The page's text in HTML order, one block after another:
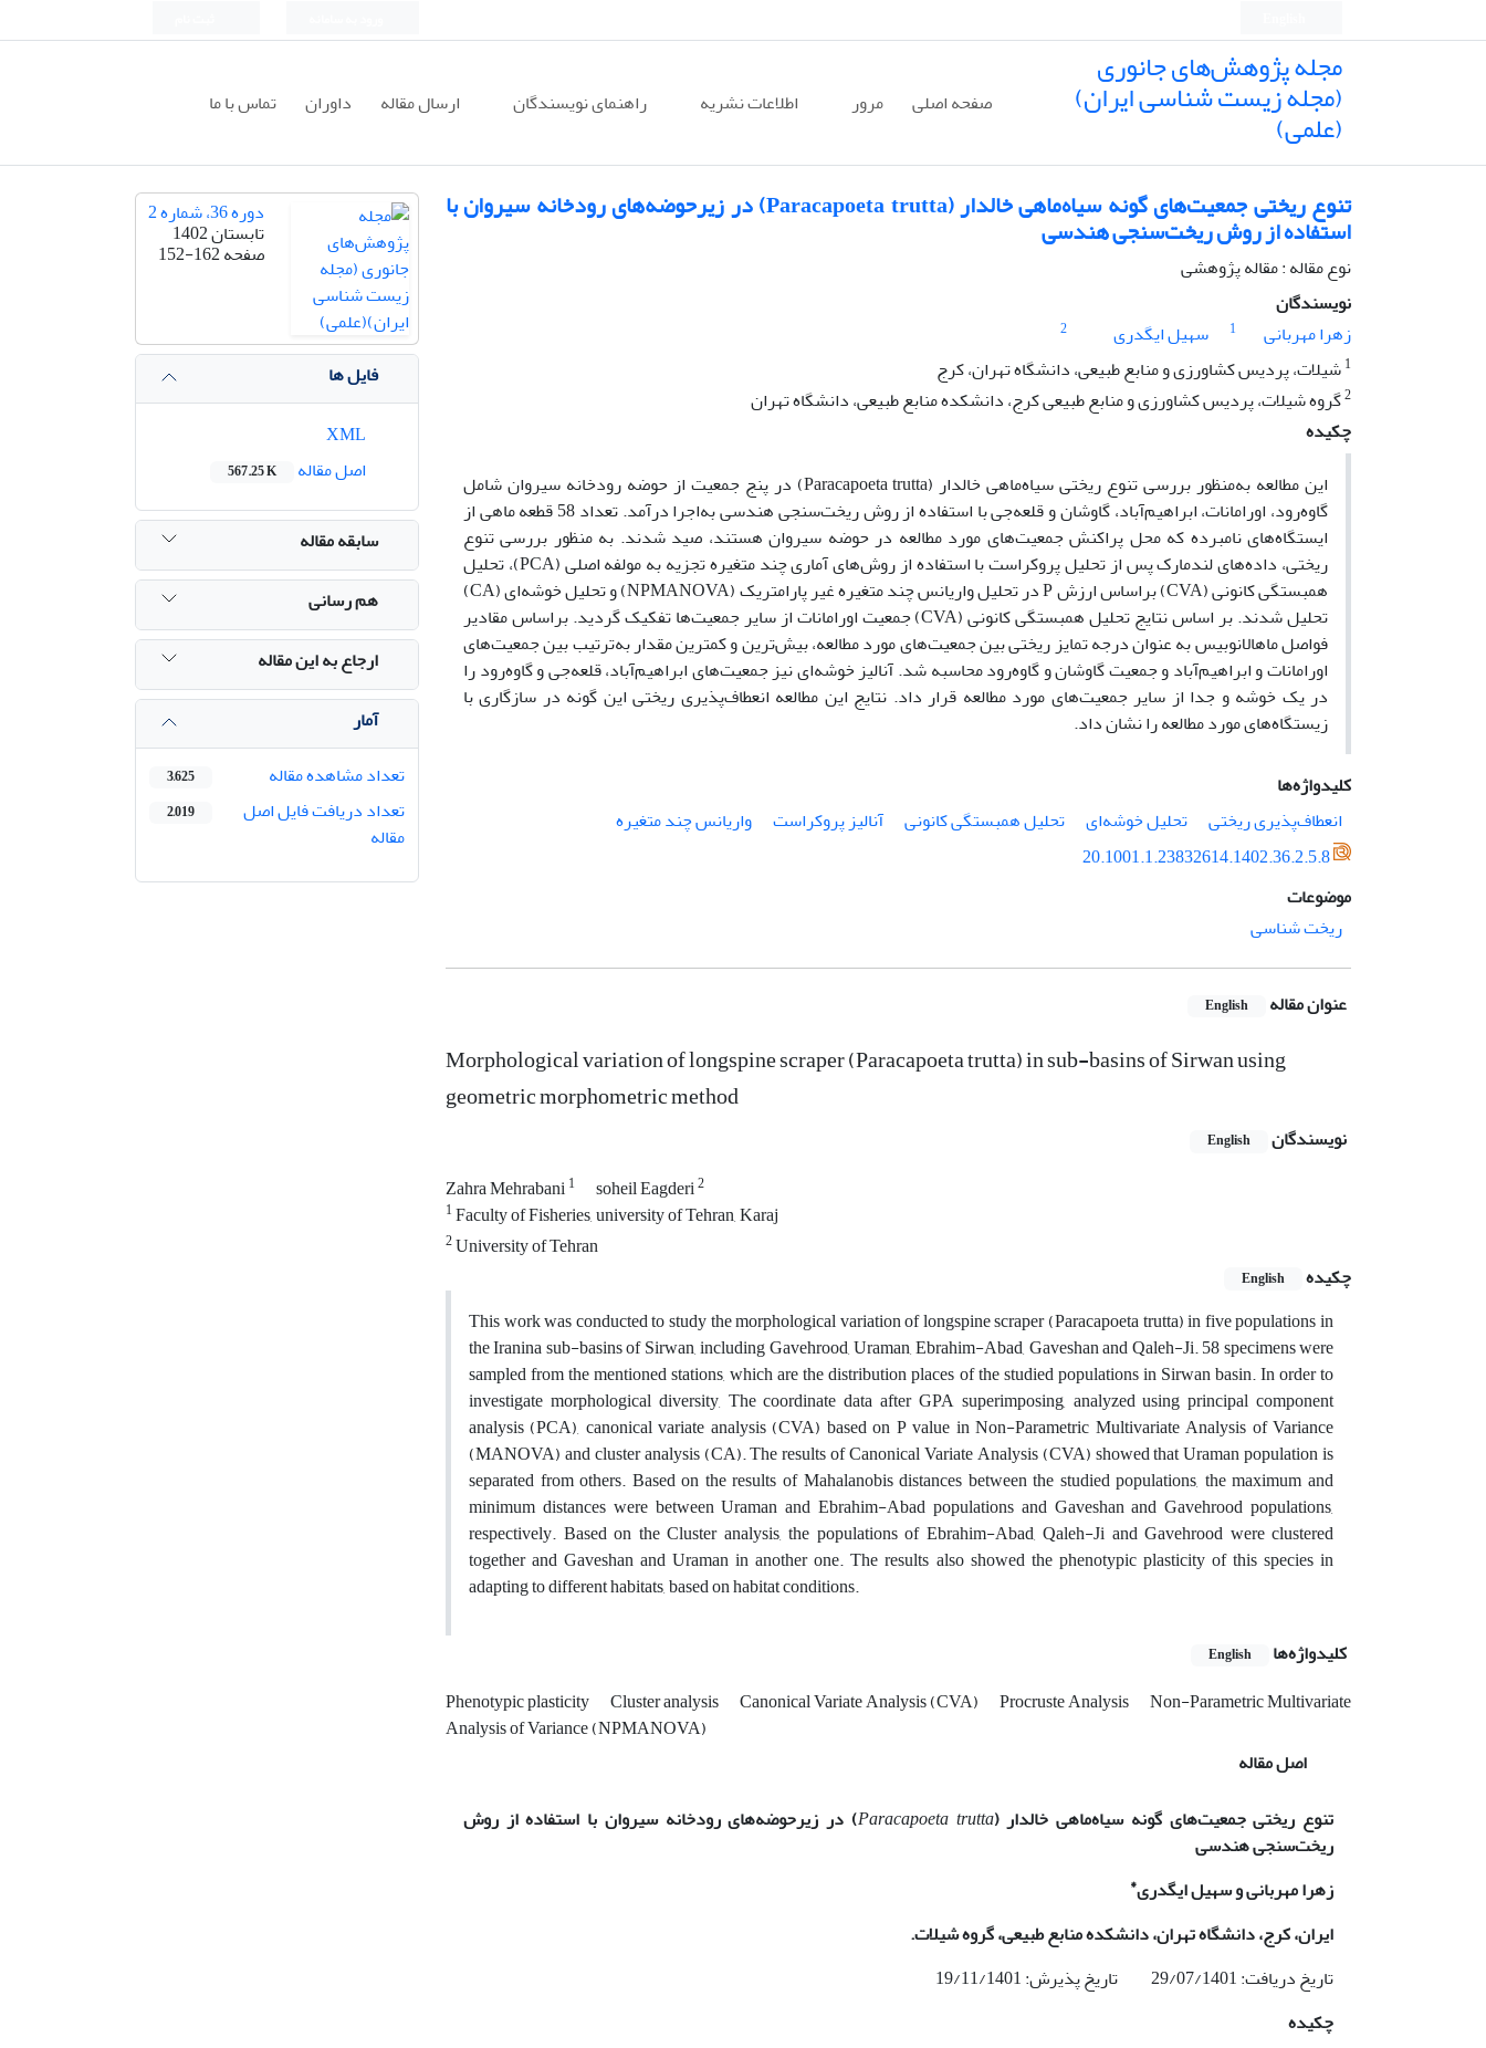
مجله پژوهش‌های جانوری
(مجله زیست شناسی ایران)
(علمی) صفحه اصلی مرور اطلاعات نشریه راهنمای نویسندگان ارسال مقاله داوران تماس با ما
تنوع ریختی جمعیت‌های گونه سیاه‌ماهی خالدار (Paracapoeta trutta) در زیرحوضه‌های رودخانه سیروان با
استفاده از روش ریخت‌سنجی هندسی
نوع مقاله : مقاله پژوهشی
نویسندگان
زهرا مهربانی
1 سهیل ایگدری
2
1شیلات، پردیس کشاورزی و منابع طبیعی، دانشگاه تهران، کرج
2گروه شیلات، پردیس کشاورزی و منابع طبیعی کرج، دانشکده منابع طبیعی، دانشگاه تهران
چکیده
این مطالعه به‌منظور بررسی تنوع ریختی سیاه‌ماهی خالدار (Paracapoeta trutta) در پنج جمعیت از حوضه رودخانه سیروان شامل
گاوه‌رود، اورامانات، ابراهیم‌آباد، گاوشان و قلعه‌جی با استفاده از روش ریخت‌سنجی هندسی به‌اجرا درآمد. تعداد 58 قطعه ماهی از
ایستگاه‌های نامبرده که محل پراکنش جمعیت‌های مورد مطالعه در حوضه سیروان هستند، صید شدند. به منظور بررسی تنوع
ریختی، داده‌های لندمارک پس از تحلیل پروکراست با استفاده از روش‌های آماری چند متغیره تجزیه به مولفه اصلی (PCA)، تحلیل
همبستگی کانونی (CVA) براساس ارزش P در تحلیل واریانس چند متغیره غیر پارامتریک (NPMANOVA) و تحلیل خوشه‌ای (CA)
تحلیل شدند. بر اساس نتایج تحلیل همبستگی کانونی (CVA) جمعیت اورامانات از سایر جمعیت‌ها تفکیک گردید. براساس مقادیر
فواصل ماهالانوبیس به عنوان درجه تمایز ریختی بین جمعیت‌های مورد مطالعه، بیش‌ترین و کمترین مقدار به‌ترتیب بین جمعیت‌های
اورامانات و ابراهیم‌آباد و جمعیت گاوشان و گاوه‌رود محاسبه شد. آنالیز خوشه‌ای نیز جمعیت‌های ابراهیم‌آباد، قلعه‌جی و گاوه‌رود را
در یک خوشه و جدا از سایر جمعیت‌های مورد مطالعه قرار داد. نتایج این مطالعه انعطاف‌پذیری ریختی این گونه در سازگاری با
زیستگاه‌های مورد مطالعه را نشان داد.
کلیدواژه‌ها
انعطاف‌پذیری ریختی
تحلیل خوشه‌ای تحلیل همبستگی کانونی آنالیز پروکراست
واریانس چند متغیره
20.1001.1.23832614.1402.36.2.5.8
موضوعات
ریخت شناسی
عنوان مقاله English
Morphological variation of longspine scraper (Paracapoeta trutta) in sub-basins of Sirwan using
geometric morphometric method
نویسندگان English
Zahra Mehrabani1 soheil Eagderi2
1Faculty of Fisheries, university of Tehran, Karaj
2University of Tehran
چکیده
English
This work was conducted to study the morphological variation of longspine scraper (Paracapoeta trutta) in five populations in
the Iranina sub-basins of Sirwan, including Gavehrood, Uraman, Ebrahim-Abad, Gaveshan and Qaleh-Ji. 58 specimens were
sampled from the mentioned stations, which are the distribution places of the studied populations in Sirwan basin. In order to
investigate morphological diversity, The coordinate data after GPA superimposing, analyzed using principal component
analysis (PCA), canonical variate analysis (CVA) based on P value in Non-Parametric Multivariate Analysis of Variance
(MANOVA) and cluster analysis (CA). The results of Canonical Variate Analysis (CVA) showed that Uraman population is
separated from others. Based on the results of Mahalanobis distances between the studied populations, the maximum and
minimum distances were between Uraman and Ebrahim-Abad populations and Gaveshan and Gavehrood populations,
respectively. Based on the Cluster analysis, the populations of Ebrahim-Abad, Qaleh-Ji and Gavehrood were clustered
together and Gaveshan and Uraman in another one. The results also showed the phenotypic plasticity of this species in
adapting to different habitats, based on habitat conditions.
کلیدواژه‌ها
English
Phenotypic plasticity Cluster analysis Canonical Variate Analysis (CVA) Procruste Analysis
Non-Parametric Multivariate
Analysis of Variance (NPMANOVA)
اصل مقاله
تنوع ریختی جمعیت‌های گونه سیاه‌ماهی خالدار(
Paracapoeta trutta
) در زیرحوضه‌های رودخانه سیروان با استفاده از روش
ریخت‌سنجی هندسی
زهرا مهربانی و سهیل ایگدری*
ایران، کرج، دانشگاه تهران، دانشکده منابع طبیعی، گروه شیلات.
تاریخ دریافت: 29/07/1401 تاریخ پذیرش: 19/11/1401
چکیده
دوره 36، شماره 2
تابستان 1402
صفحه152-162
فایل ها
اصل مقاله
567.25 K
سابقه مقاله
هم رسانی
ارجاع به این مقاله
آمار
تعداد مشاهده مقاله
3,625
تعداد دریافت فایل اصل
مقاله
2,019